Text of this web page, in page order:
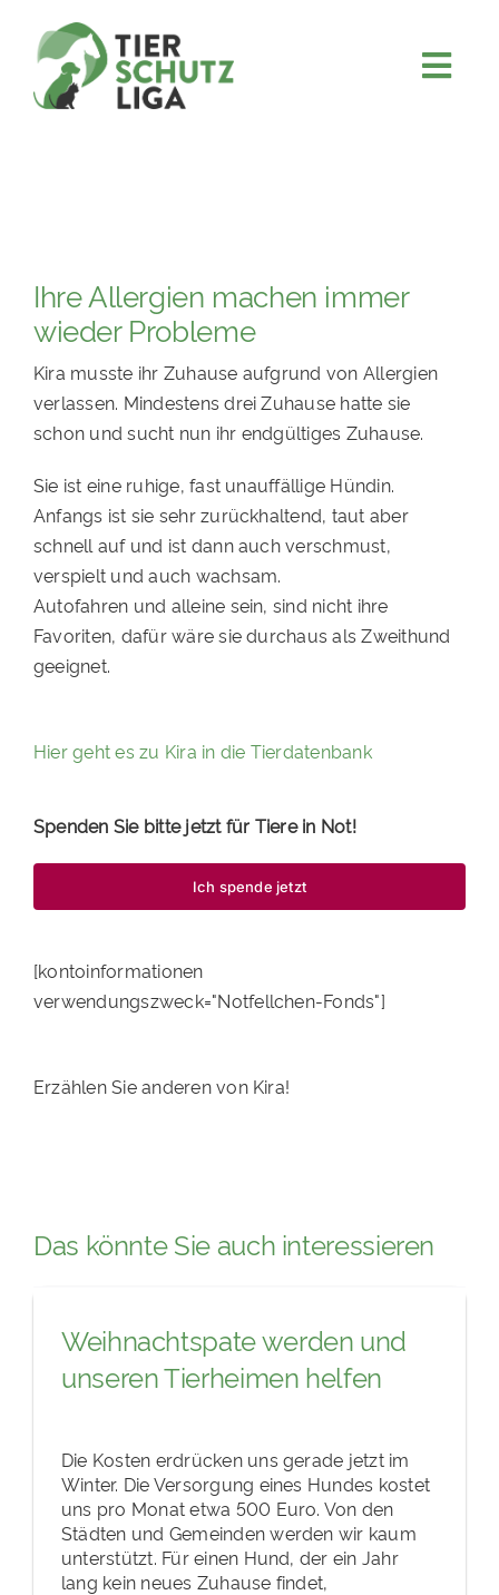
content
FÖRDERN & VERERBEN
KOOPERATIONEN
4KIDS
TIERHEIMTIERE
TIERHEIME
PATENSCHAFTEN
HELFER WERDEN
RATGEBER
Ihre Allergien machen immer
wieder Probleme
Kira musste ihr Zuhause aufgrund von Allergien
verlassen. Mindestens drei Zuhause hatte sie
schon und sucht nun ihr endgültiges Zuhause.
Sie ist eine ruhige, fast unauffällige Hündin.
Anfangs ist sie sehr zurückhaltend, taut aber
schnell auf und ist dann auch verschmust,
verspielt und auch wachsam.
Autofahren und alleine sein, sind nicht ihre
Favoriten, dafür wäre sie durchaus als Zweithund
geeignet.
Hier geht es zu Kira in die Tierdatenbank
Spenden Sie bitte jetzt für Tiere in Not!
Ich spende jetzt
[kontoinformationen
verwendungszweck="Notfellchen-Fonds"]
Erzählen Sie anderen von Kira!
Das könnte Sie auch interessieren
Weihnachtspate werden und
unseren Tierheimen helfen
Die Kosten erdrücken uns gerade jetzt im
Winter. Die Versorgung eines Hundes kostet
uns pro Monat etwa 500 Euro. Von den
Städten und Gemeinden werden wir kaum
unterstützt. Für einen Hund, der ein Jahr
lang kein neues Zuhause findet,